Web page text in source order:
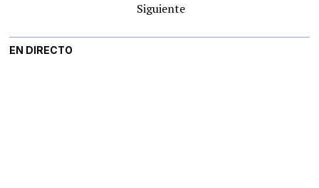
Siguiente
EN DIRECTO